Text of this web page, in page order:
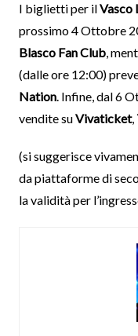
I biglietti per ilVasco
prossimo 4 Ottobre
Blasco Fan Club,
(dalle ore 12:00)
Nation. Infine, dal 6
vendite suVivaticket,
(si suggerisce
da piattaforme di
la validità per